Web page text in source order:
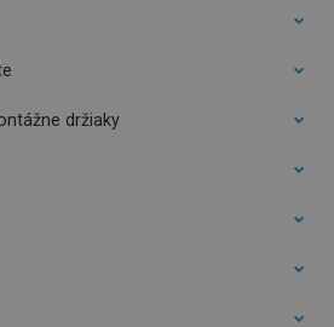
držiaky